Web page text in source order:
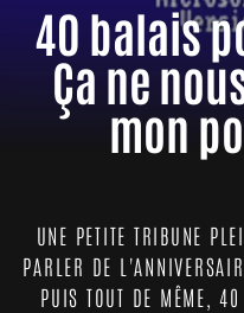
40 balais
Ça ne
mon
UNE PETITE TRIBUNE
PARLER DE
PUIS TOUT DE MÊME,